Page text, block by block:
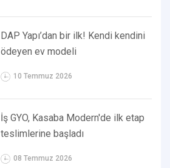
DAP Yapı’dan bir ilk! Kendi kendini
ödeyen ev modeli
10 Temmuz 2026
İş GYO, Kasaba Modern'de ilk etap
teslimlerine başladı
08 Temmuz 2026